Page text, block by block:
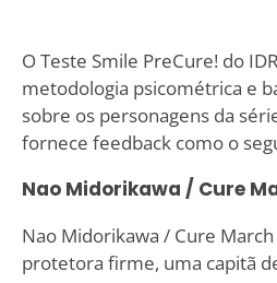
O Teste Smile PreCure! do
metodologia psicométrica e
sobre os personagens da
fornece feedback como o
Nao Midorikawa / Cure
Nao Midorikawa / Cure
protetora firme, uma capitã